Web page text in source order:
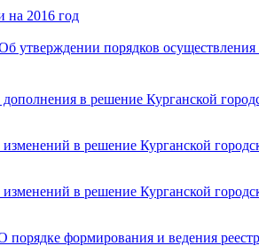
на 2016 год
порядков
в решение Курганской
в решение Курганской
в решение Курганской
формирования и ведения